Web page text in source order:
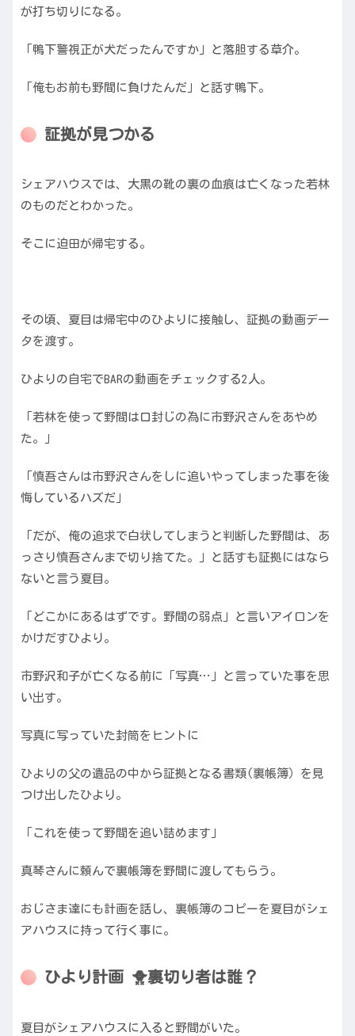
が打ち切りになる。
「鴨下警視正が犬だったんですか」と落胆する草介。
「俺もお前も野間に負けたんだ」と話す鴨下。
証拠が見つかる
シェアハウスでは、大黒の靴の裏の血痕は亡くなった若林
のものだとわかった。
そこに迫田が帰宅する。
その頃、夏目は帰宅中のひよりに接触し、証拠の動画デー
タを渡す。
ひよりの自宅でBARの動画をチェックする2人。
「若林を使って野間は口封じの為に市野沢さんをあやめ
た。」
「慎吾さんは市野沢さんをしに追いやってしまった事を後
悔しているハズだ」
「だが、俺の追求で白状してしまうと判断した野間は、あ
っさり慎吾さんまで切り捨てた。」と話すも証拠にはなら
ないと言う夏目。
「どこかにあるはずです。野間の弱点」と言いアイロンを
かけだすひより。
市野沢和子が亡くなる前に「写真…」と言っていた事を思
い出す。
写真に写っていた封筒をヒントに
ひよりの父の遺品の中から証拠となる書類(裏帳簿）を見
つけ出したひより。
「これを使って野間を追い詰めます」
真琴さんに頼んで裏帳簿を野間に渡してもらう。
おじさま達にも計画を話し、裏帳簿のコピーを夏目がシェ
アハウスに持って行く事に。
ひより計画 🐥裏切り者は誰？
夏目がシェアハウスに入ると野間がいた。